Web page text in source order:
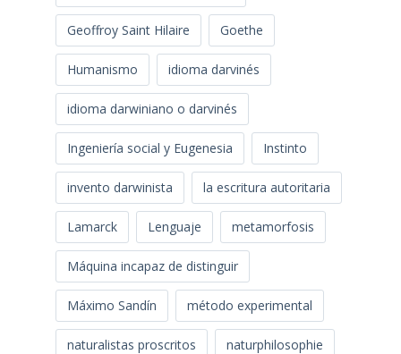
Geoffroy Saint Hilaire Goethe
Humanismo idioma darvinés
idioma darwiniano o darvinés
Ingeniería social y Eugenesia Instinto
invento darwinista la escritura autoritaria
Lamarck Lenguaje metamorfosis
Máquina incapaz de distinguir
Máximo Sandín método experimental
naturalistas proscritos naturphilosophie